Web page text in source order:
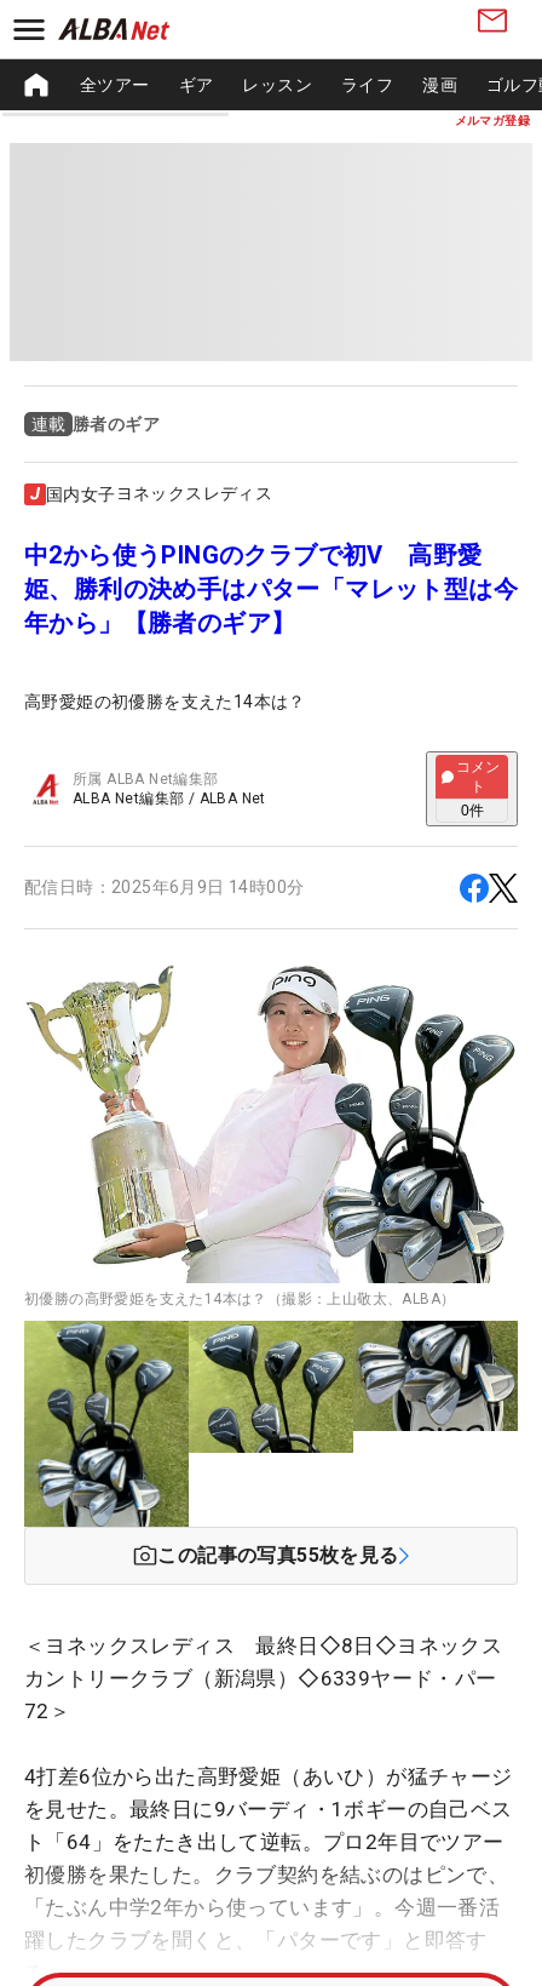
メルマガ登録
全ツアー ギア レッスン ライフ 漫画 ゴル
連載 勝者のギア
国内女子ヨネックスレディス
中2から使うPINGのクラブで初V 高野愛
姫、勝利の決め手はパター「マレット型は今
年から」【勝者のギア】
高野愛姫の初優勝を支えた14本は？
所属ALBA Net編集部
ALBA Net編集部 / ALBA Net
コメン
ト
0件
配信日時： 2025年6月9日 14時00分
初優勝の高野愛姫を支えた14本は？（撮影：上山敬太、ALBA）
この記事の写真55枚を見る
＜ヨネックスレディス 最終日◇8日◇ヨネックス
カントリークラブ（新潟県）◇6339ヤード・パー
72＞
4打差6位から出た高野愛姫（あいひ）が猛チャージ
を見せた。最終日に9バーディ・1ボギーの自己ベス
ト「64」をたたき出して逆転。プロ2年目でツアー
初優勝を果たした。クラブ契約を結ぶのはピンで、
「たぶん中学2年から使っています」。今週一番活
躍したクラブを聞くと、「パターです」と即答す
る。